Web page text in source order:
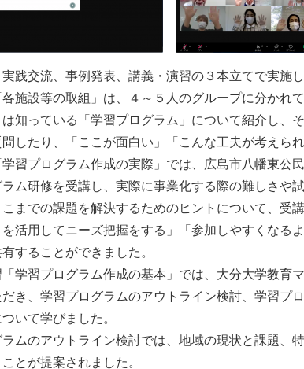
践交流、事例発表、講義・演習の３本立てで実施し
施設等の取組」は、４～５人のグループに分かれ
知っている「学習プログラム」について紹介し、
したり、「ここが面白い」「こんな工夫が考えら
習プログラム作成の実際」では、広島市八幡東公
ム研修を受講し、実際に事業化する際の難しさや
までの課題を解決するためのヒントについて、受
を活用してニーズ把握をする」「参加しやすくな
することができました。
学習プログラム作成の基本」では、大分大学教育
き、学習プログラムのアウトライン検討、学習プ
いて学びました。
ムのアウトライン検討では、地域の現状と課題、
とが提案されました。